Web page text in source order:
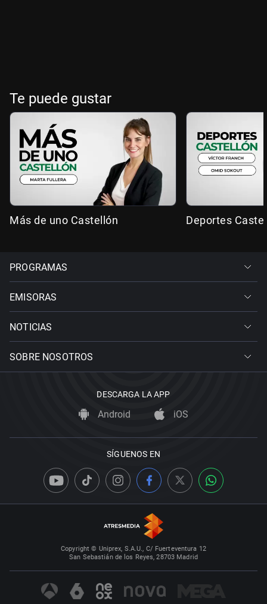
Te puede gustar
Más de uno Castellón Deportes
PROGRAMAS
EMISORAS
NOTICIAS
SOBRE NOSOTROS
DESCARGA LA APP
Android iOS
SÍGUENOS EN
Copyright © Uniprex, S.A.U., C/ Fuerteventura 12
San Sebastián de los Reyes, 28703 Madrid